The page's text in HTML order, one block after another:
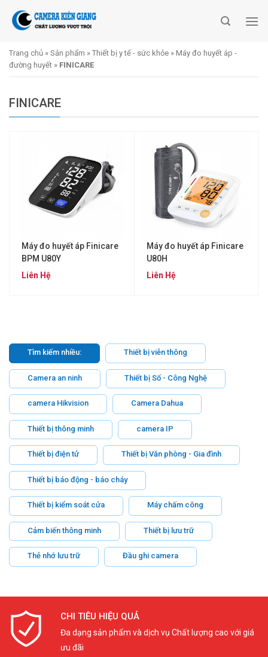
Trang chủ » Sản phẩm » Thiết bị y tế - sức khỏe » Máy đo huyết áp -
đường huyết » FINICARE
FINICARE
Máy đo huyết áp Finicare
BPM U80Y
Liên Hệ
Máy đo huyết áp Finicare
U80H
Liên Hệ
Tìm kiếm nhiều: Thiết bị viễn thông
Camera an ninh Thiết bị Số - Công Nghệ
camera Hikvision Camera Dahua
Thiết bị thông minh camera IP
Thiết bị điện tử Thiết bị Văn phòng - Gia đình
Thiết bị báo động - báo cháy
Thiết bị kiểm soát cửa Máy chấm công
Cảm biến thông minh Thiết bị lưu trữ
Thẻ nhớ lưu trữ Đầu ghi camera
CHI TIÊU HIỆU QUẢ
Đa dạng sản phẩm và dịch vụ Chất lượng cao với giá
ưu đãi